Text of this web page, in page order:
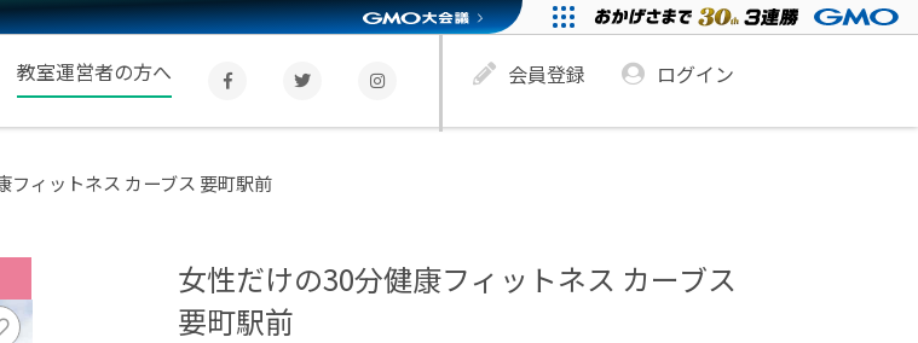
教室運営者の方へ 会員登録 ログイン
フィットネス カーブス 要町駅前
女性だけの30分健康フィットネス カーブス
要町駅前